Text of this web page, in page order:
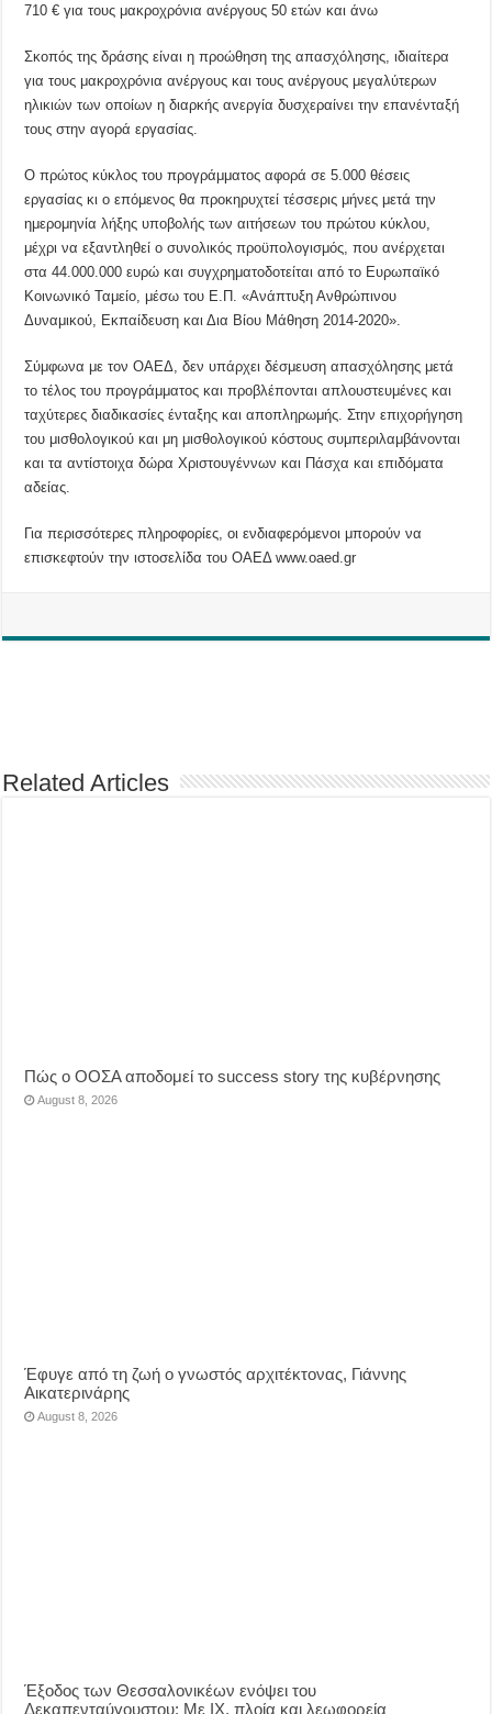
710 € για τους μακροχρόνια ανέργους 50 ετών και άνω
Σκοπός της δράσης είναι η προώθηση της απασχόλησης, ιδιαίτερα
για τους μακροχρόνια ανέργους και τους ανέργους μεγαλύτερων
ηλικιών των οποίων η διαρκής ανεργία δυσχεραίνει την επανένταξή
τους στην αγορά εργασίας.
Ο πρώτος κύκλος του προγράμματος αφορά σε 5.000 θέσεις
εργασίας κι ο επόμενος θα προκηρυχτεί τέσσερις μήνες μετά την
ημερομηνία λήξης υποβολής των αιτήσεων του πρώτου κύκλου,
μέχρι να εξαντληθεί ο συνολικός προϋπολογισμός, που ανέρχεται
στα 44.000.000 ευρώ και συγχρηματοδοτείται από το Ευρωπαϊκό
Κοινωνικό Ταμείο, μέσω του Ε.Π. «Ανάπτυξη Ανθρώπινου
Δυναμικού, Εκπαίδευση και Δια Βίου Μάθηση 2014-2020».
Σύμφωνα με τον ΟΑΕΔ, δεν υπάρχει δέσμευση απασχόλησης μετά
το τέλος του προγράμματος και προβλέπονται απλουστευμένες και
ταχύτερες διαδικασίες ένταξης και αποπληρωμής. Στην επιχορήγηση
του μισθολογικού και μη μισθολογικού κόστους συμπεριλαμβάνονται
και τα αντίστοιχα δώρα Χριστουγέννων και Πάσχα και επιδόματα
αδείας.
Για περισσότερες πληροφορίες, οι ενδιαφερόμενοι μπορούν να
επισκεφτούν την ιστοσελίδα του ΟΑΕΔ www.oaed.gr
Related Articles
Πώς ο ΟΟΣΑ αποδομεί το success story της κυβέρνησης
August 8, 2026
Έφυγε από τη ζωή ο γνωστός αρχιτέκτονας, Γιάννης
Αικατερινάρης
August 8, 2026
Έξοδος των Θεσσαλονικέων ενόψει του
Δεκαπενταύγουστου: Με ΙΧ, πλοία και λεωφορεία